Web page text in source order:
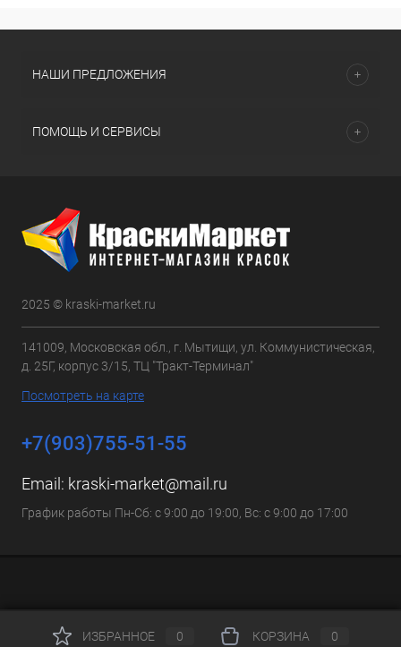
НАШИ ПРЕДЛОЖЕНИЯ
ПОМОЩЬ И СЕРВИСЫ
2025 © kraski-market.ru
141009, Московская обл., г. Мытищи, ул. Коммунистическая,
д. 25Г, корпус 3/15, ТЦ "Тракт-Терминал"
Посмотреть на карте
+7(903)755-51-55
Email: kraski-market@mail.ru
График работы Пн-Сб: с 9:00 до 19:00, Вс: с 9:00 до 17:00
ИЗБРАННОЕ 0 КОРЗИНА 0